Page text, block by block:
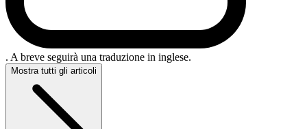
. A breve seguirà una traduzione in inglese.
Mostra tutti gli articoli